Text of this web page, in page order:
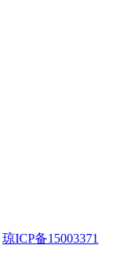
琼ICP备15003371